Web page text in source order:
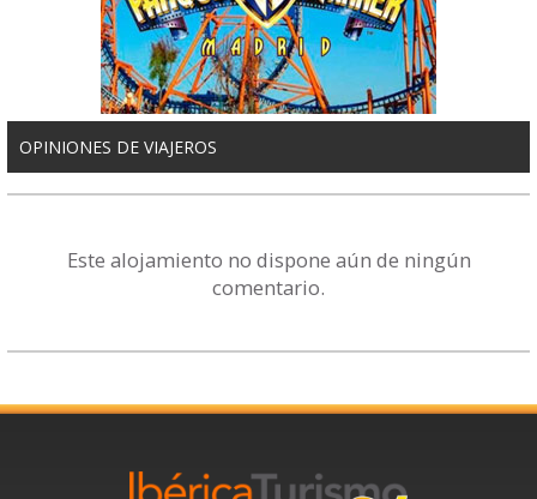
OPINIONES DE VIAJEROS
Este alojamiento no dispone aún de ningún
comentario.